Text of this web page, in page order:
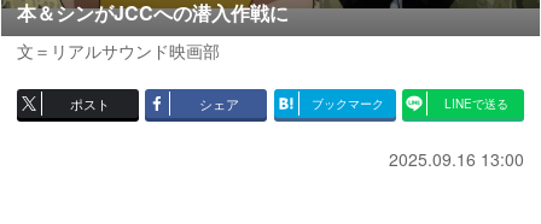
本＆シンがJCCへの潜入作戦に
文＝リアルサウンド映画部
ポスト シェア ブックマーク LINEで送る
2025.09.16 13:00